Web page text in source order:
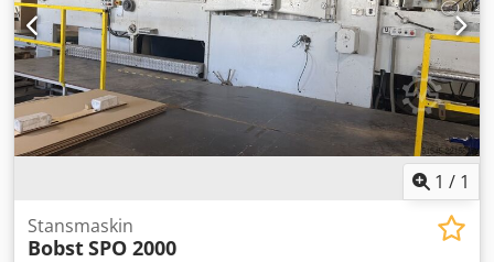
Wellpapp: "E" och "B" - max 4 mm Gripkantsmån: 9–15 mm
Stansningsformat max: 680 mm x 1010 mm Max. hastighet:
7 500 ark/tim
1 / 1
Stansmaskin
BobstSPO 2000